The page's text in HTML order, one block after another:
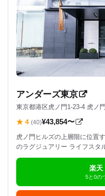
アンダーズ東京
東京都港区虎ノ門1-23-4 虎ノ
★ 4(40)¥43,854〜
虎ノ門ヒルズの上層階に位置
のラグジュアリー ライフスタ
楽天
5と0の